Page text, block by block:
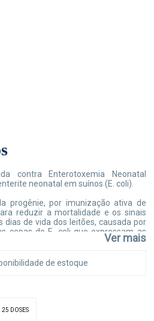
contra Enterotoxemia Neonatal
neonatal em suínos (E. coli).
progênie, por imunização ativa de
reduzir a mortalidade e os sinais
dias de vida dos leitões, causada por
cepas de E. coli que expressam as
(K88ac), F5 (K99), F6 (987P) e/ou
em fêmeas suínas/marrãs não
(aproximadamente 60 a 70 dias de
no pescoço, na região atrás da
seguida de uma dose de reforço
Ver mais
de estoque
25 DOSES